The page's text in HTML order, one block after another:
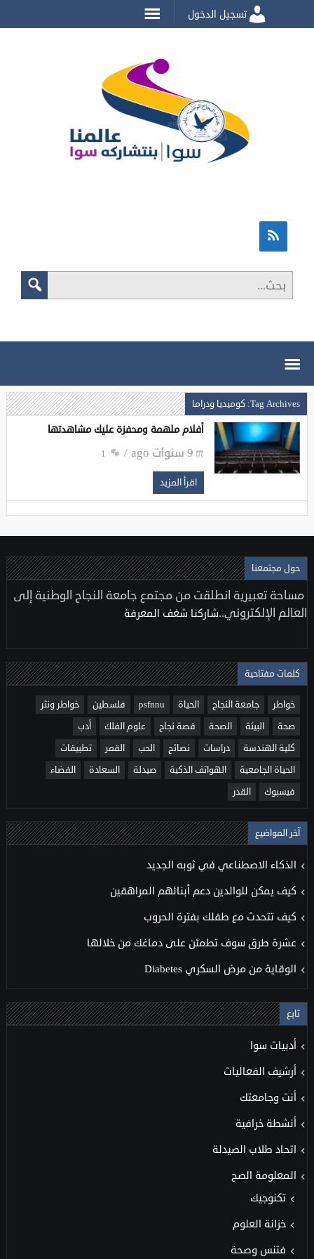
تسجيل الدخول
Tag Archives: كوميديا ودراما
أفلام ملهمة ومحفزة عليك مشاهدتها
9 سنوات ago 1
اقرأ المزيد
حول مجتمعنا
مساحة تعبيرية انطلقت من مجتمع جامعة النجاح الوطنية إلى
العالم الإلكتروني..شاركنا شغف المعرفة
كلمات مفتاحية
خواطر جامعة النجاح الحياة psfnnu فلسطين
خواطر ونثر
صحة
البيئة الصحة قصة نجاح علوم الفلك
أدب
كلية الهندسة
دراسات نصائح الحب القمر
تطبيقات
الحياة الجامعية
الهواتف الذكية صيدلة السعادة
الفضاء
فيسبوك
القدر
آخر المواضيع
الذكاء الاصطناعي في ثوبه الجديد
كيف يمكن للوالدين دعم أبنائهم المراهقين
كيف تتحدث مع طفلك بفترة الحروب
عشرة طرق سوف تطمئن على دماغك من خلالها
الوقاية من مرض السكري Diabetes
تابع
أدبيات سوا
أرشيف الفعاليات
أنت وجامعتك
أنشطة خرافية
اتحاد طلاب الصيدلة
المعلومة الصح
تكنوجيك
خزانة العلوم
فتنس وصحة